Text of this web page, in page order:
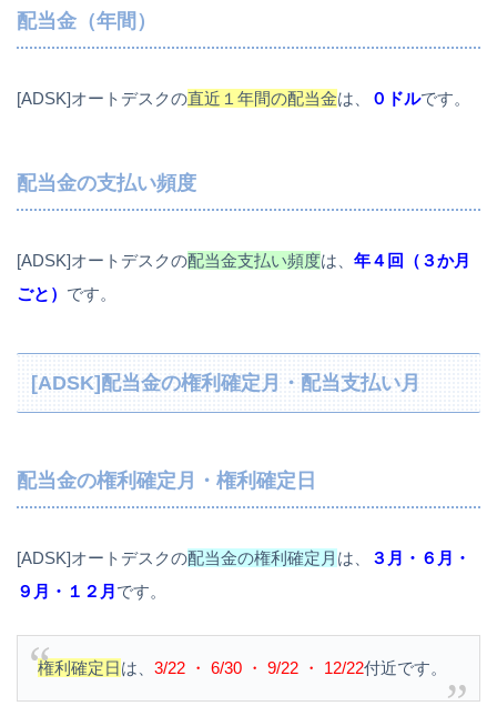
配当金（年間）
[ADSK]オートデスクの直近１年間の配当金は、 ０ドルです。
配当金の支払い頻度
[ADSK]オートデスクの配当金支払い頻度は、 年４回（３か月
ごと） です。
[ADSK]配当金の権利確定月・配当支払い月
配当金の権利確定月・権利確定日
[ADSK]オートデスクの配当金の権利確定月 は、
３月・６月・
９月・１２月 です。
権利確定日は、 3/22 ・ 6/30 ・ 9/22 ・ 12/22付近です。